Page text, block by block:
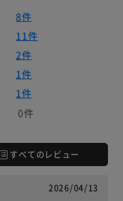
8件
11件
2件
1件
1件
0件
すべてのレビュー
2026/04/13